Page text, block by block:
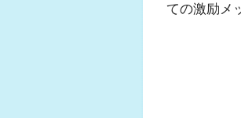
ての激励メ